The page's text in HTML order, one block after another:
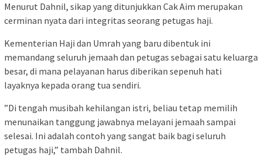
​Menurut Dahnil, sikap yang ditunjukkan Cak Aim merupakan
cerminan nyata dari integritas seorang petugas haji.
Kementerian Haji dan Umrah yang baru dibentuk ini
memandang seluruh jemaah dan petugas sebagai satu keluarga
besar, di mana pelayanan harus diberikan sepenuh hati
layaknya kepada orang tua sendiri.
​”Di tengah musibah kehilangan istri, beliau tetap memilih
menunaikan tanggung jawabnya melayani jemaah sampai
selesai. Ini adalah contoh yang sangat baik bagi seluruh
petugas haji,” tambah Dahnil.